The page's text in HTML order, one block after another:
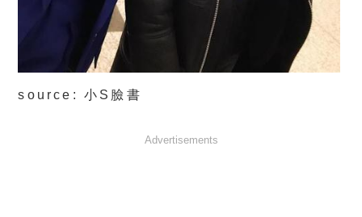
source: 小S臉書
Advertisements